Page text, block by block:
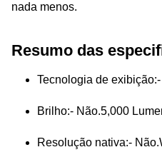
nada menos.
Resumo das
Tecnologia de exibição:
Brilho:- Não.5,000
Resolução nativa:- Não.